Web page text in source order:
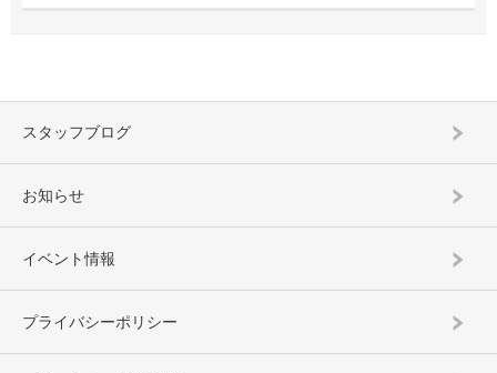
スタッフブログ
お知らせ
イベント情報
プライバシーポリシー